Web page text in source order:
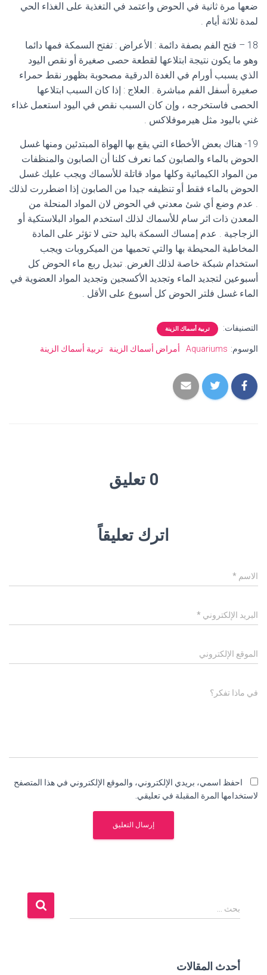
ضعها مرة ثانية في الحوض واعتمد في التغذية على الغذاء الحي
لمدة ثلاثة أيام .
18 – فتح الفم بصفة دائمة : الأعراض : تفتح السمكة فمها دائما
وهو ما يكون نتيجة ابتلاعها لقطعة حصى صغيرة أو نقص اليود
الذي يسبب أورام في الغدة الدرقية مصحوبة بظهور نقط حمراء
صغيرة أسفل الفم مباشرة . العلاج : إذا كان السبب ابتلاعها
الحصى فاستخرجه ، وإن كان السبب نقص في اليود استعمل غذاء
غني باليود مثل هيرموفلاكس .
19- هناك بعض الأخطاء التي يقع بها الهواة المبتدئين ومنها غسل
الحوض بالماء والصابون كما نعرف كلنا أن الصابون والمنظفات
من المواد الكيمائية وكلها مواد قاتلة للأسماك ويجب عليك غسل
الحوض بالماء فقط أو تنظيفه جيدا من الصابون إذا اضطررت لذلك
. عدم وضع أي شئ معدني في الحوض لان المواد المنحلة من
المعدن ذات اثر سام للأسماك لذلك استخدم المواد البلاستكية أو
الزجاجية . عدم إمساك السمكة باليد حتى لا تؤثر على المادة
المخاطية المحيطة بها والتي تحميها من الميكروبات ويجب
استخدام شبكة خاصة لذلك الغرض. تبديل ربع ماء الحوض كل
أسبوعين لتجديد الماء وتجديد الأكسجين وتجديد المواد العضوية في
الماء غسل فلتر الحوض كل أسبوع على الأقل .
التصنيفات: تربية أسماك الزينة
الوسوم: Aquariums أمراض أسماك الزينة تربية أسماك الزينة
0 تعليق
اترك تعليقاً
الاسم *
البريد الإلكتروني *
الموقع الإلكتروني
في ماذا تفكر؟
احفظ اسمي، بريدي الإلكتروني، والموقع الإلكتروني في هذا المتصفح
لاستخدامها المرة المقبلة في تعليقي.
ل
ع
بحث …
أحدث المقالات